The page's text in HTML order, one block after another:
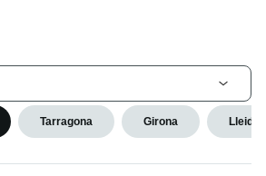
Tarragona Girona Lleida